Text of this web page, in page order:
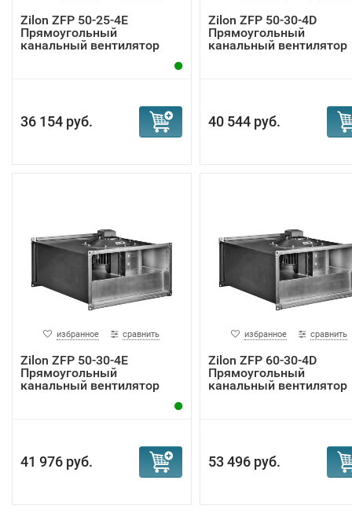
Zilon ZFP 50-25-4Е
Прямоугольный
канальный вентилятор
36 154 руб.
Zilon ZFP 50-30-4D
Прямоугольный
канальный вентилятор
40 544 руб.
избранное сравнить
Zilon ZFP 50-30-4Е
Прямоугольный
канальный вентилятор
41 976 руб.
избранное сравнить
Zilon ZFP 60-30-4D
Прямоугольный
канальный вентилятор
53 496 руб.